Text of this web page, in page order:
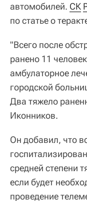
автомобилей. СК
по статье о
"Всего после
ранено 11
амбулаторное
городской
Два тяжело
Иконников.
Он добавил, что
средней степени
если будет
проведение